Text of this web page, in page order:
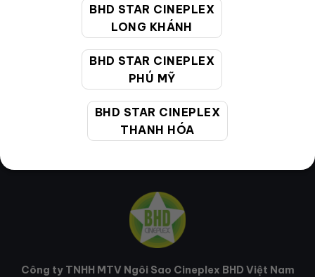
BHD STAR CINEPLEX
LONG KHÁNH
BHD STAR CINEPLEX
PHÚ MỸ
BHD STAR CINEPLEX
THANH HÓA
gồm cả Lễ, Tết)
cskh@bhdstar.vn
MẠNG XÃ HỘI
Công ty TNHH MTV Ngôi Sao Cineplex BHD Việt Nam